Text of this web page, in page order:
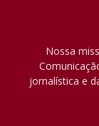
Nossa
jornalística e